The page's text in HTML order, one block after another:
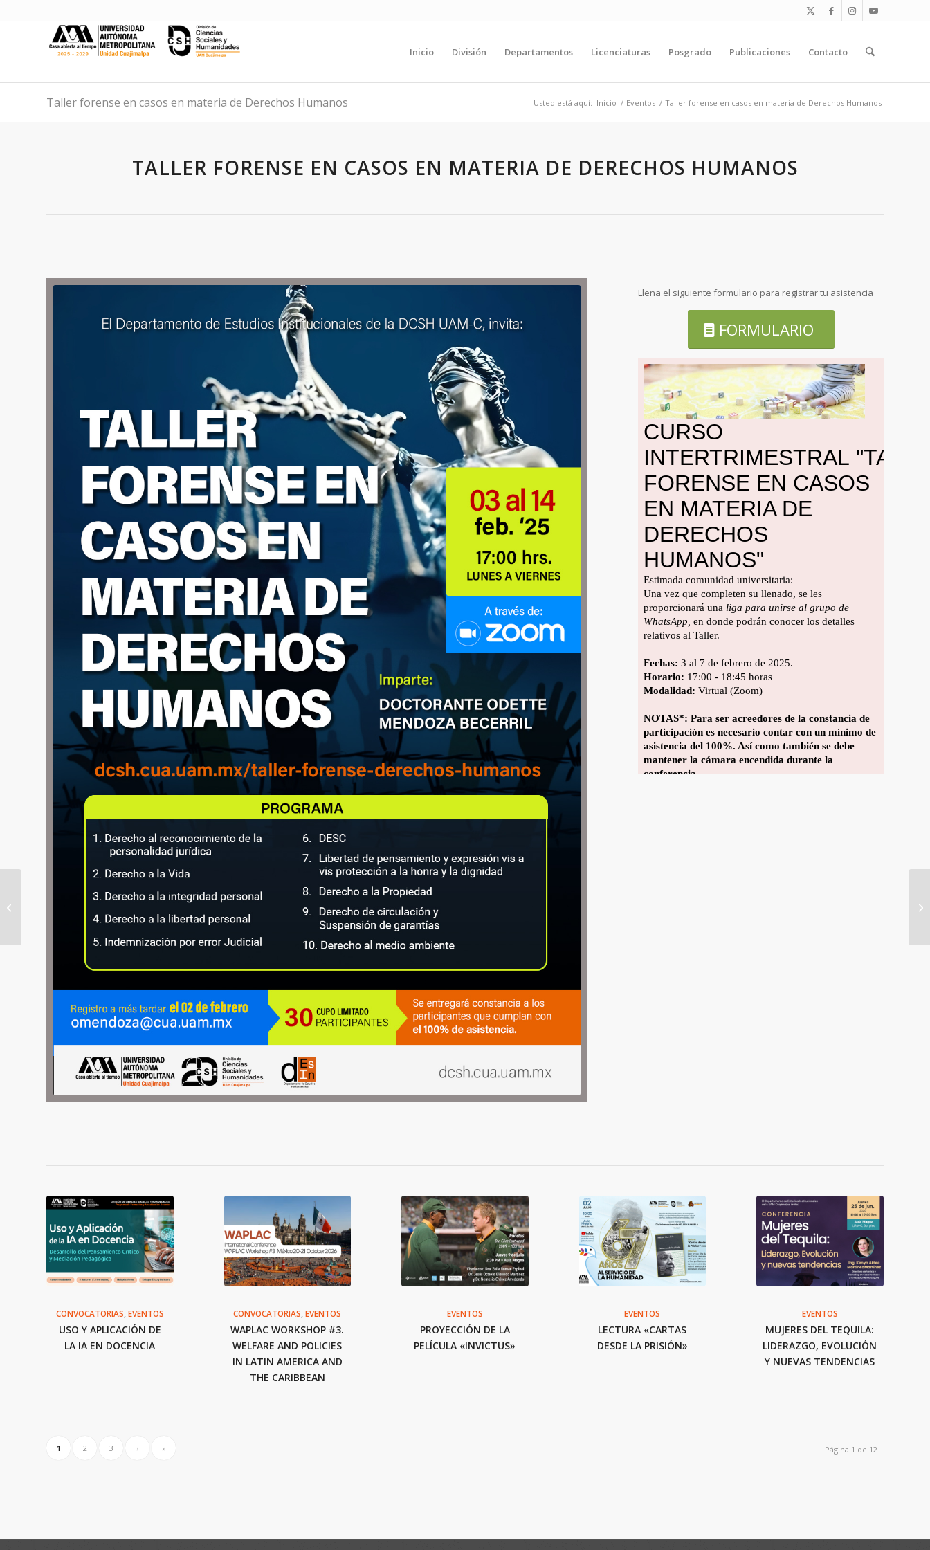
Inicio División Departamentos Licenciaturas Posgrado Publicaciones Contacto
Taller forense en casos en materia de Derechos Humanos Usted está aquí: Inicio / Eventos / Taller forense en casos en materia de Derechos Humanos
TALLER FORENSE EN CASOS EN MATERIA DE DERECHOS HUMANOS
Llena el siguiente formulario para registrar tu asistencia
FORMULARIO
CONVOCATORIAS EVENTOS
USO Y APLICACIÓN DE
LA IA EN DOCENCIA
CONVOCATORIAS ,EVENTOS
WAPLAC WORKSHOP #3.
WELFARE AND POLICIES
IN LATIN AMERICA AND
THE CARIBBEAN
EVENTOS
PROYECCIÓN DE LA
PELÍCULA «INVICTUS»
EVENTOS
LECTURA «CARTAS
DESDE LA PRISIÓN»
EVENTOS
MUJERES DEL TEQUILA:
LIDERAZGO, EVOLUCIÓN
Y NUEVAS TENDENCIAS
Página 1 de 12
1 2 3 › »